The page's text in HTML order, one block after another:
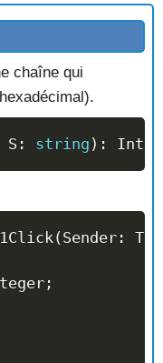
chaîne qui
S : string ) :
(Sender :
;